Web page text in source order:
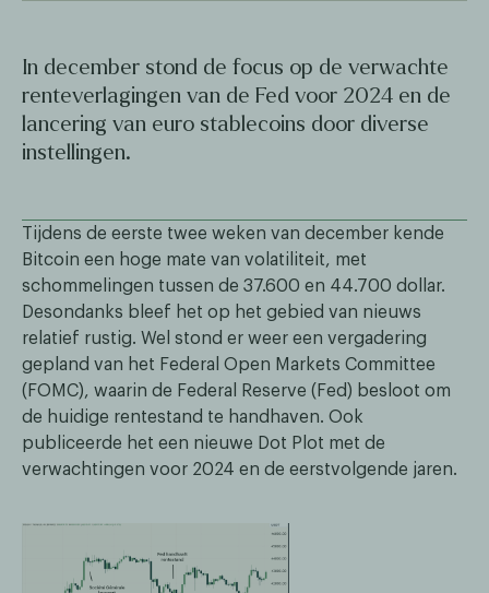
In december stond de focus op de verwachte
renteverlagingen van de Fed voor 2024 en de
lancering van euro stablecoins door diverse
instellingen.
Tijdens de eerste twee weken van december kende
Bitcoin een hoge mate van volatiliteit, met
schommelingen tussen de 37.600 en 44.700 dollar.
Desondanks bleef het op het gebied van nieuws
relatief rustig. Wel stond er weer een vergadering
gepland van het Federal Open Markets Committee
(FOMC), waarin de Federal Reserve (Fed) besloot om
de huidige rentestand te handhaven. Ook
publiceerde het een nieuwe Dot Plot met de
verwachtingen voor 2024 en de eerstvolgende jaren.